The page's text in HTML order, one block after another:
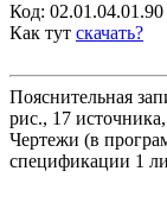
Код: 02.01.04.01.90
Как тут скачать?
Пояснительная
рис., 17
Чертежи (в
спецификации 1